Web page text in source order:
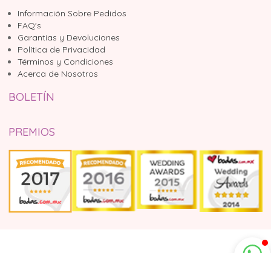
Información Sobre Pedidos
FAQ's
Garantías y Devoluciones
Política de Privacidad
Términos y Condiciones
Acerca de Nosotros
BOLETÍN
PREMIOS